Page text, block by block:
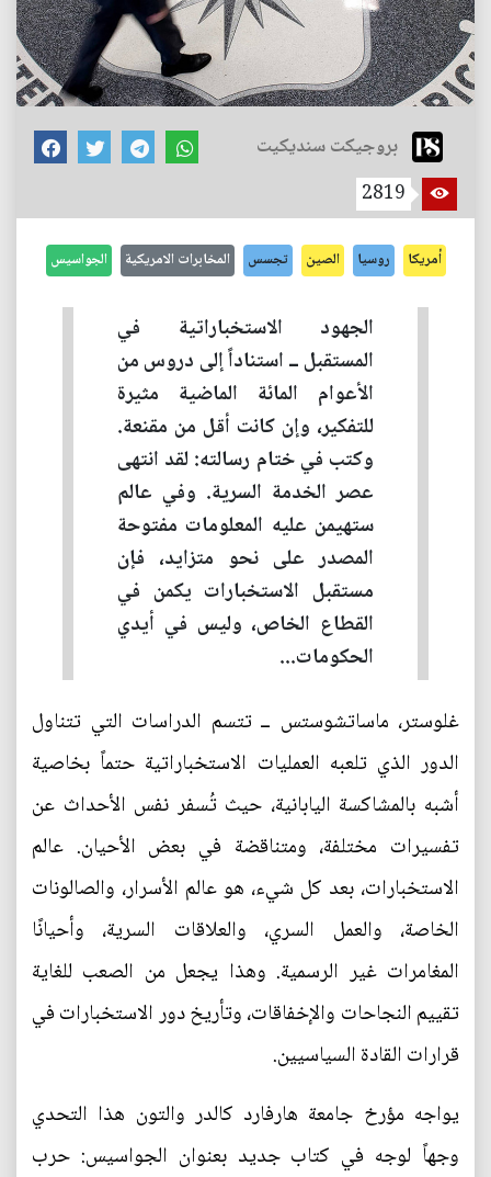
بروجيكت سنديكيت
2819
أمريكا روسيا الصين تجسس المخابرات الامريكية الجواسيس
الجهود الاستخباراتية في
المستقبل ــ استناداً إلى دروس من
الأعوام المائة الماضية مثيرة
للتفكير، وإن كانت أقل من مقنعة.
وكتب في ختام رسالته: لقد انتهى
عصر الخدمة السرية. وفي عالم
ستهيمن عليه المعلومات مفتوحة
المصدر على نحو متزايد، فإن
مستقبل الاستخبارات يكمن في
القطاع الخاص، وليس في أيدي
الحكومات...
غلوستر، ماساتشوستس ــ تتسم الدراسات التي تتناول
الدور الذي تلعبه العمليات الاستخباراتية حتماً بخاصية
أشبه بالمشاكسة اليابانية، حيث تُسفر نفس الأحداث عن
تفسيرات مختلفة، ومتناقضة في بعض الأحيان. عالم
الاستخبارات، بعد كل شيء، هو عالم الأسرار، والصالونات
الخاصة، والعمل السري، والعلاقات السرية، وأحيانًا
المغامرات غير الرسمية. وهذا يجعل من الصعب للغاية
تقييم النجاحات والإخفاقات، وتأريخ دور الاستخبارات في
قرارات القادة السياسيين.
يواجه مؤرخ جامعة هارفارد كالدر والتون هذا التحدي
وجهاً لوجه في كتاب جديد بعنوان الجواسيس: حرب